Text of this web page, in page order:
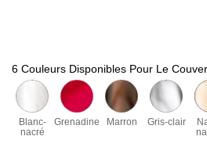
6 Couleurs Disponibles Pour Le
Blanc-
nacré
Grenadine Marron Gris-clair